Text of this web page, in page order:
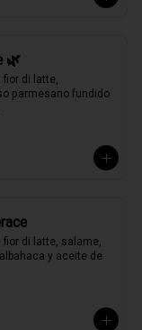
🌿
fior di latte,
parmesano fundido
fior di latte, salame,
y aceite de